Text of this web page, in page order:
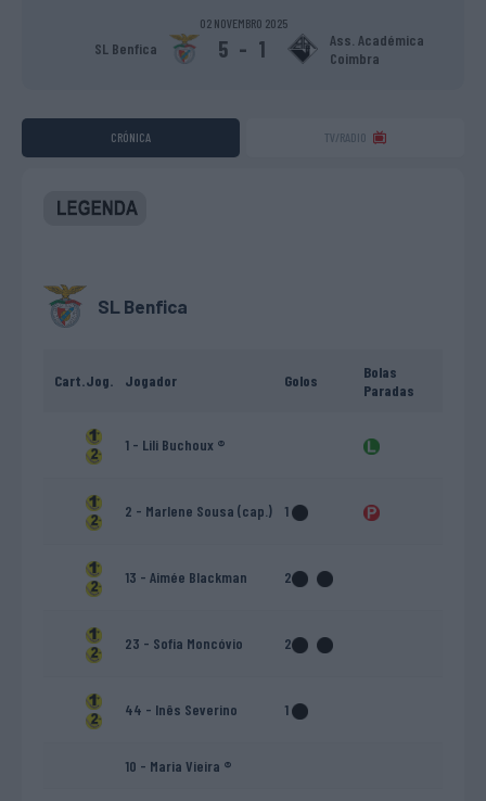
02 NOVEMBRO 2025
SL Benfica 5 - 1
Ass. Académica
Coimbra
CRÓNICA TV/RADIO
SL Benfica
Cart.Jog. Jogador Golos
Bolas
Paradas
1 - Lili Buchoux ®
2 - Marlene Sousa (cap.) 1
13 - Aimée Blackman 2
23 - Sofia Moncóvio 2
44 - Inês Severino 1
10 - Maria Vieira ®